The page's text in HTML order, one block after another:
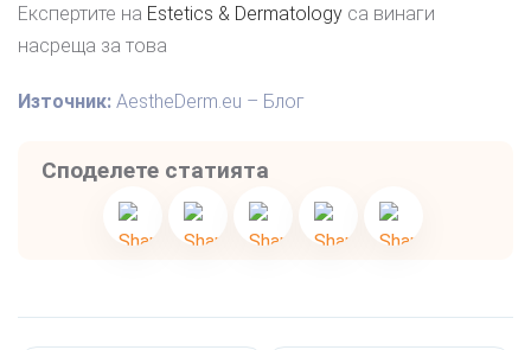
Експертите на Estetics & Dermatology са винаги
насреща за това
Източник: AestheDerm.eu – Блог
Споделете статията